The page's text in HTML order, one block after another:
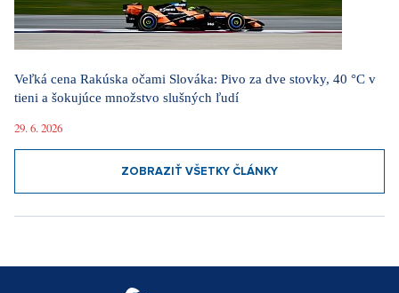
Veľká cena Rakúska očami Slováka: Pivo za dve stovky, 40 °C v
tieni a šokujúce množstvo slušných ľudí
29. 6. 2026
ZOBRAZIŤ VŠETKY ČLÁNKY